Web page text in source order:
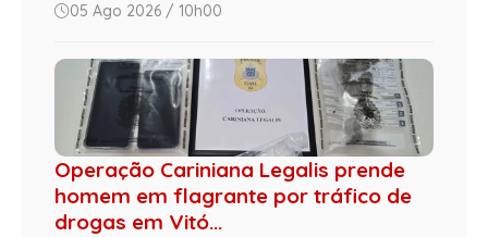
05 Ago 2026 / 10h00
Operação Cariniana Legalis prende
homem em flagrante por tráfico de
drogas em Vitó...